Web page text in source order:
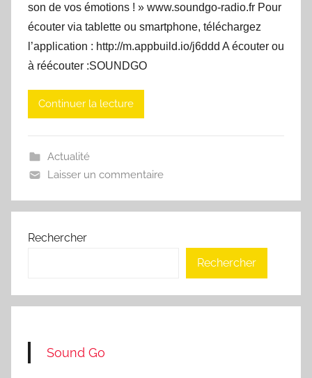
son de vos émotions ! » www.soundgo-radio.fr Pour
écouter via tablette ou smartphone, téléchargez
l’application : http://m.appbuild.io/j6ddd A écouter ou
à réécouter :SOUNDGO
Continuer la lecture
Actualité
Laisser un commentaire
Rechercher
Rechercher
Sound Go